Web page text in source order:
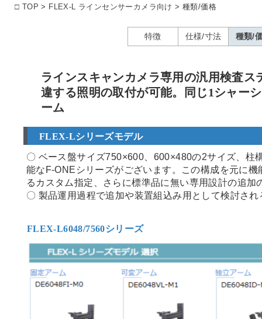
□ TOP> FLEX-L ラインセンサーカメラ向け> 種類/価格
特徴 仕様/寸法 種類/
ラインスキャンカメラ専用の汎用検査
違する照明の取付が可能。同じ1シャー
ーム
FLEX-Lシリーズモデル
〇 ベース盤サイズ750×600、600×480の2サイズ、柱
能なF-ONEシリーズがございます。この構成を元に
るカスタム指定、さらに標準品に無い専用設計の追加
〇 製品運用過程で追加や装置組込み用として検討さ
FLEX-L6048/7560シリーズ